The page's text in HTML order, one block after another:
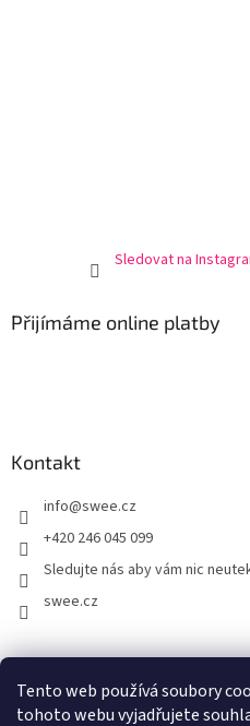
Tento web používá soubory
tohoto webu vyjadřujete
Sledovat na
Přijímáme online platby
Kontakt
info@swee.cz
+420 246 045 099
Sledujte nás aby vám nic
swee.cz